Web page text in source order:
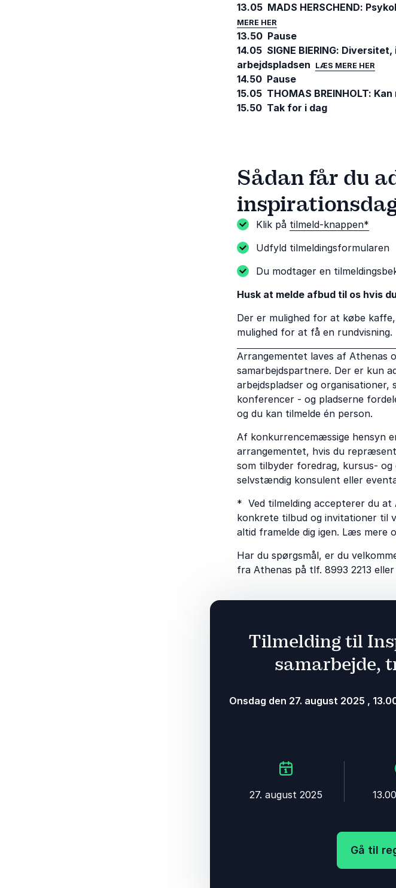
13.05 MADS HERSCHEND:
MERE HER
13.50 Pause
14.05 SIGNE BIERING:
arbejdspladsen
LÆS MERE HER
14.50 Pause
15.05 THOMAS BREINHOLT:
15.50 Tak for i dag
Sådan får du
Klik på tilmeld-knappen*
Udfyld tilmeldingsformularen
Du modtager en
Husk at melde afbud til os hvis
Der er mulighed for at købe
mulighed for at få en rundvisning.
Arrangementet laves af Athenas
samarbejdspartnere. Der er kun
arbejdspladser og
konferencer - og pladserne
og du kan tilmelde én person.
Af konkurrencemæssige hensyn
arrangementet, hvis du
som tilbyder foredrag, kursus-
selvstændig konsulent eller
* Ved tilmelding accepterer du at
konkrete tilbud og invitationer til
altid framelde dig igen. Læs mere
Har du spørgsmål, er du
fra Athenas på tlf. 8993 2213 eller
Tilmelding til
samarbejde,
onsdag den 27. august 2025 ,
27. august 2025
Gå til